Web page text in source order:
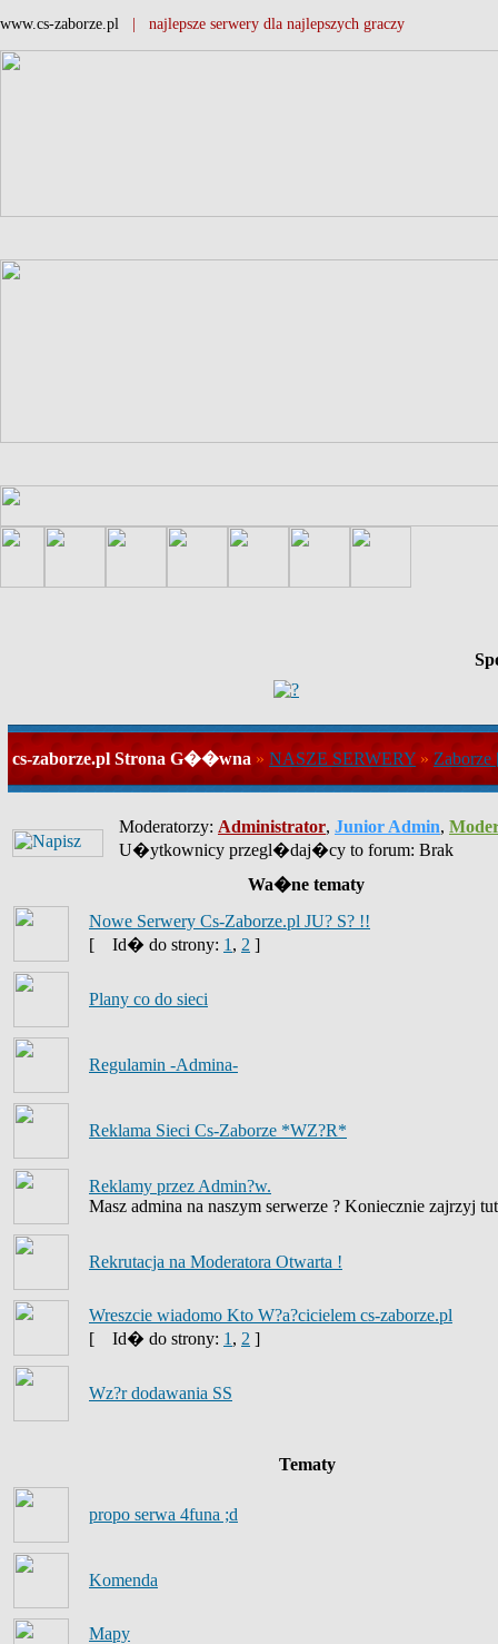
www.cs-zaborze.pl | najlepsze serwery dla najlepszych graczy
cs-zaborze.pl Strona G��wna » NASZE SERWERY » Zaborze
Moderatorzy: Administrator, Junior Admin,
U�ytkownicy przegl�daj�cy to forum: Brak
Wa�ne tematy
Nowe Serwery Cs-Zaborze.pl JU? S? !!
[
Id� do strony: 1 , 2 ]
Plany co do sieci
Regulamin -Admina-
Reklama Sieci Cs-Zaborze *WZ?R*
Reklamy przez Admin?w.
Masz admina na naszym serwerze ? Koniecznie zajrzyj
Rekrutacja na Moderatora Otwarta !
Wreszcie wiadomo Kto W?a?cicielem cs-zaborze.pl
[
Id� do strony: 1 , 2 ]
Wz?r dodawania SS
Tematy
propo serwa 4funa ;d
Komenda
Mapy